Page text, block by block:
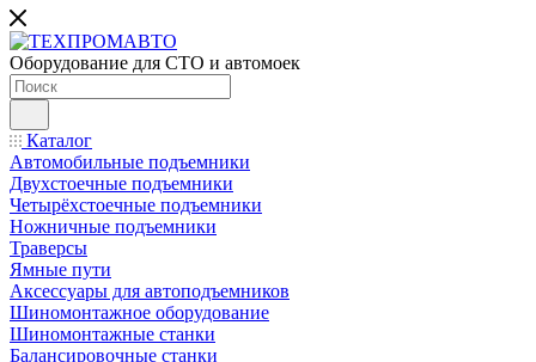
Оборудование для СТО и автомоек
Каталог
Автомобильные подъемники
Двухстоечные подъемники
Четырёхстоечные подъемники
Ножничные подъемники
Траверсы
Ямные пути
Аксессуары для автоподъемников
Шиномонтажное оборудование
Шиномонтажные станки
Балансировочные станки